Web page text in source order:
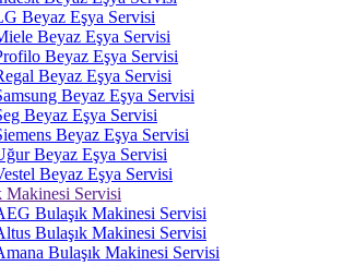
Beyaz Eşya Servisi
Beyaz Eşya Servisi
Beyaz Eşya Servisi
Beyaz Eşya Servisi
Beyaz Eşya Servisi
Beyaz Eşya Servisi
Beyaz Eşya Servisi
Beyaz Eşya Servisi
Beyaz Eşya Servisi
Makinesi Servisi
Bulaşık Makinesi Servisi
Bulaşık Makinesi Servisi
Bulaşık Makinesi Servisi